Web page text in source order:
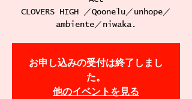
CLOVERS HIGH ／Qoonelu／unhope／
ambiente／niwaka.
お申し込みの受付は終了しまし
た。
他のイベントを見る